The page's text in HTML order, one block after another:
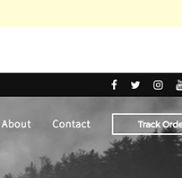
Descargar
Versión
Última actualización
Instalaciones activas